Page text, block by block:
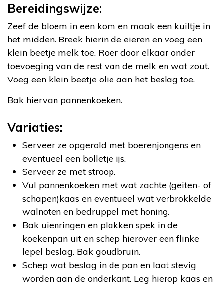
Bereidingswijze:
Zeef de bloem in een kom en maak een kuiltje in
het midden. Breek hierin de eieren en voeg een
klein beetje melk toe. Roer door elkaar onder
toevoeging van de rest van de melk en wat zout.
Voeg een klein beetje olie aan het beslag toe.
Bak hiervan pannenkoeken.
Variaties:
Serveer ze opgerold met boerenjongens en
eventueel een bolletje ijs.
Serveer ze met stroop.
Vul pannenkoeken met wat zachte (geiten- of
schapen)kaas en eventueel wat verbrokkelde
walnoten en bedruppel met honing.
Bak uienringen en plakken spek in de
koekenpan uit en schep hierover een flinke
lepel beslag. Bak goudbruin.
Schep wat beslag in de pan en laat stevig
worden aan de onderkant. Leg hierop kaas en